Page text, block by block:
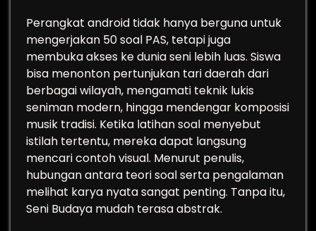
Perangkat android tidak hanya berguna untuk
mengerjakan 50 soal PAS, tetapi juga
membuka akses ke dunia seni lebih luas. Siswa
bisa menonton pertunjukan tari daerah dari
berbagai wilayah, mengamati teknik lukis
seniman modern, hingga mendengar komposisi
musik tradisi. Ketika latihan soal menyebut
istilah tertentu, mereka dapat langsung
mencari contoh visual. Menurut penulis,
hubungan antara teori soal serta pengalaman
melihat karya nyata sangat penting. Tanpa itu,
Seni Budaya mudah terasa abstrak.